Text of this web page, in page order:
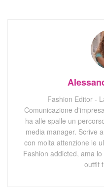
Fashion Editor -
Comunicazione
ha alle spalle un
media manager. Scrive
con molta attenzione le
Fashion addicted, ama
outfit